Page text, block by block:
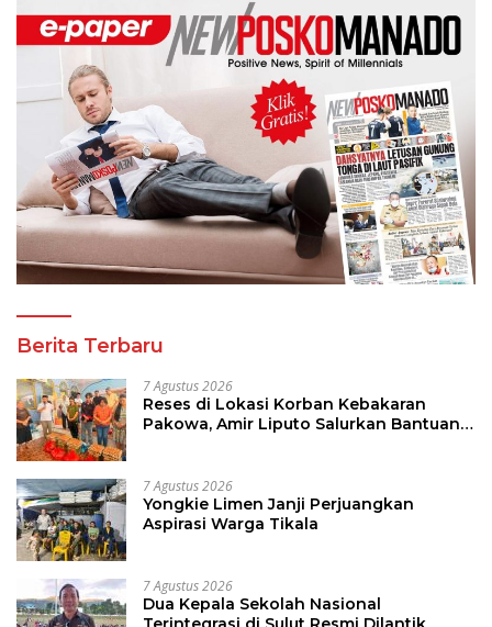
Berita Terbaru
7 Agustus 2026
Reses di Lokasi Korban Kebakaran
Pakowa, Amir Liputo Salurkan Bantuan
7 Agustus 2026
Yongkie Limen Janji Perjuangkan
Aspirasi Warga Tikala
7 Agustus 2026
Dua Kepala Sekolah Nasional